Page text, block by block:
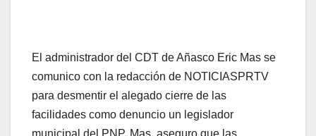
El administrador del CDT de Añasco Eric Mas se
comunico con la redacción de NOTICIASPRTV
para desmentir el alegado cierre de las
facilidades como denuncio un legislador
municipal del PNP. Mas, aseguro que las